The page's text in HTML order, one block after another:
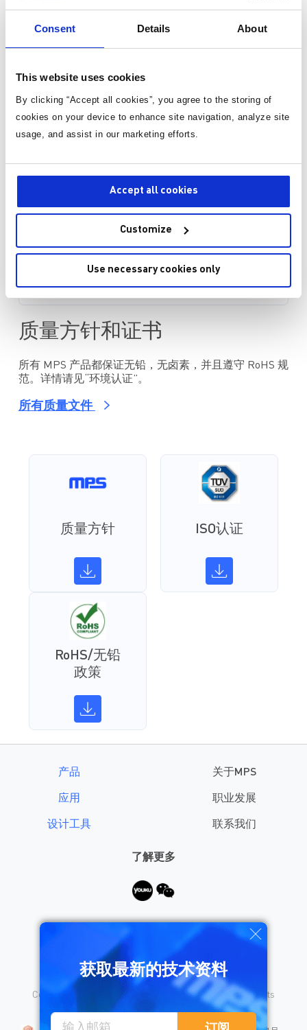
Consent Details About
This website uses cookies
By clicking “Accept all cookies”, you agree to the storing of
cookies on your device to enhance site navigation, analyze site
usage, and assist in our marketing efforts.
Accept all cookies
Customize
Use necessary cookies only
下载
Download - MP2672A I2C Evaluation GUI
技术论坛
访问MPS技术论坛
质量方针和证书
所有 MPS 产品都保证无铅，无卤素，并且遵守 RoHS 规
范。详情请见“环境认证”。
所有质量文件
质量方针 ISO认证
RoHS/无铅
政策
产品
应用
设计工具
关于MPS
职业发展
联系我们
了解更多
需要帮助？
Copyright © 2026 Monolithic Power Systems, Inc. All rights
沪公网安备 31010402008155号
获取最新的技术资料